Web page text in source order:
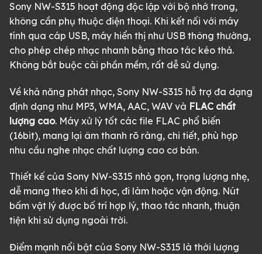
Sony NW-S315 hoạt động độc lập với bộ nhớ trong,
không cần phụ thuộc điện thoại. Khi kết nối với máy
tính qua cáp USB, máy hiển thị như USB thông thường,
cho phép chép nhạc nhanh bằng thao tác kéo thả.
Không bắt buộc cài phần mềm, rất dễ sử dụng.
Về khả năng phát nhạc, Sony NW-S315 hỗ trợ đa dạng
định dạng như MP3, WMA, AAC, WAV và FLAC chất
lượng cao. Máy xử lý tốt các file FLAC phổ biến
(16bit), mang lại âm thanh rõ ràng, chi tiết, phù hợp
nhu cầu nghe nhạc chất lượng cao cơ bản.
Thiết kế của Sony NW-S315 nhỏ gọn, trọng lượng nhẹ,
dễ mang theo khi đi học, đi làm hoặc vận động. Nút
bấm vật lý được bố trí hợp lý, thao tác nhanh, thuận
tiện khi sử dụng ngoài trời.
Điểm mạnh nổi bật của Sony NW-S315 là thời lượng